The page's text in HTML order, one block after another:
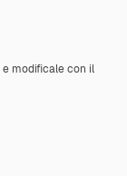
e modificale con il